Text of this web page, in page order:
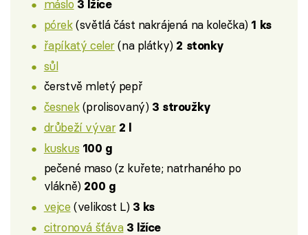
máslo 3 lžíce
pórek(světlá část nakrájená na kolečka) 1 ks
řapíkatý celer(na plátky) 2 stonky
sůl
čerstvě mletý pepř
česnek(prolisovaný) 3 stroužky
drůbeží vývar 2 l
kuskus 100 g
pečené maso (z kuřete; natrhaného po
vlákně) 200 g
vejce (velikost L) 3 ks
citronová šťáva 3 lžíce